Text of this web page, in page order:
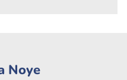
Noye